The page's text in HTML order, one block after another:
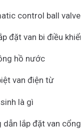
control ball
đặt van bi điều
hồ nước
van điện từ
là gì
dẫn lắp đặt van cổng